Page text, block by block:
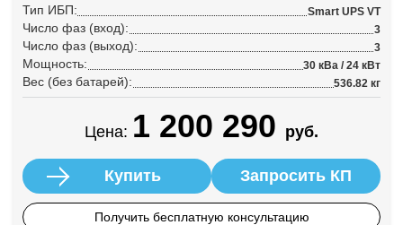
Тип ИБП: Smart UPS VT
Число фаз (вход): 3
Число фаз (выход): 3
Мощность: 30 кВа / 24 кВт
Вес (без батарей): 536.82 кг
Цена: 1 200 290 руб.
Купить Запросить КП
Получить бесплатную консультацию